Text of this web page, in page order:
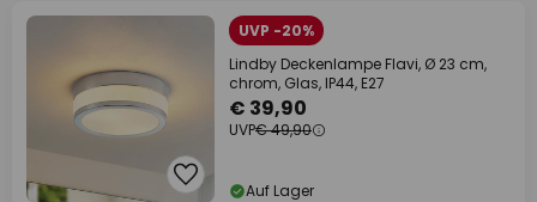
UVP -20%
Lindby Deckenlampe Flavi, Ø 23 cm,
chrom, Glas, IP44, E27
€ 39,90
UVP€ 49,90
Auf Lager